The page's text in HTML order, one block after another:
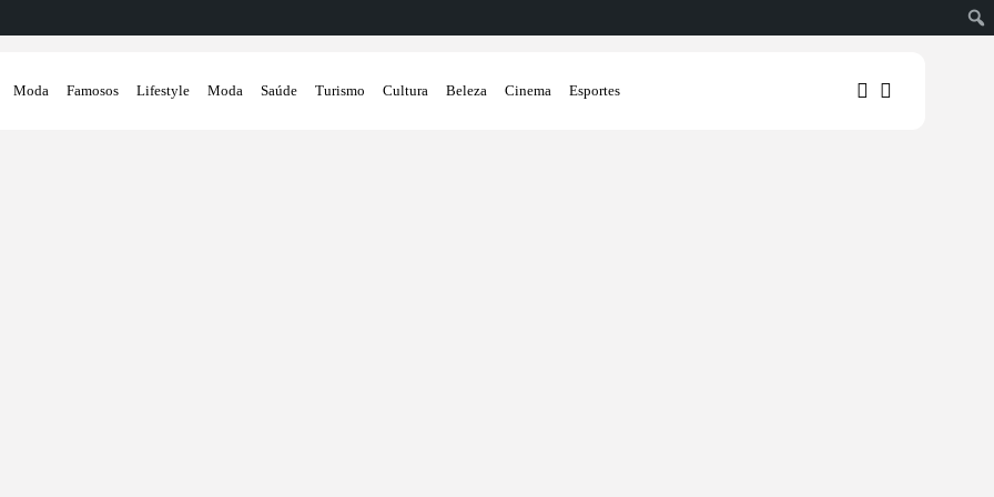
Moda Famosos Lifestyle Moda Saúde Turismo Cultura Beleza Cinema Esportes